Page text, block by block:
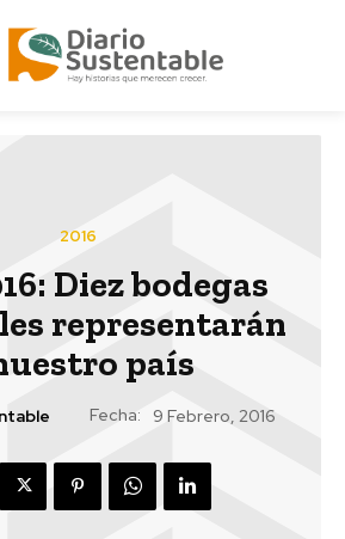
2016
Diez bodegas
representarán
país
Fecha: 9 Febrero, 2016